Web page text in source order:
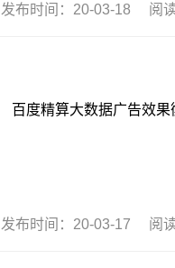
发布时间：20-03-18 阅
百度精算大数据广告效果
发布时间：20-03-17 阅